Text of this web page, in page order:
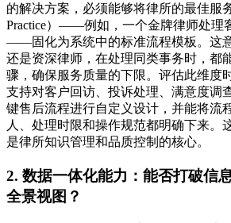
的解决方案，必须能够将律所的最佳服
Practice）——例如，一个金牌律师处理
——固化为系统中的标准流程模板。这
还是资深律师，在处理同类事务时，都
骤，确保服务质量的下限。评估此维度
支持对客户回访、投诉处理、满意度调
键售后流程进行自定义设计，并能将流
人、处理时限和操作规范都明确下来。
是律所知识管理和品质控制的核心。
2. 数据一体化能力：能否打破信
全景视图？